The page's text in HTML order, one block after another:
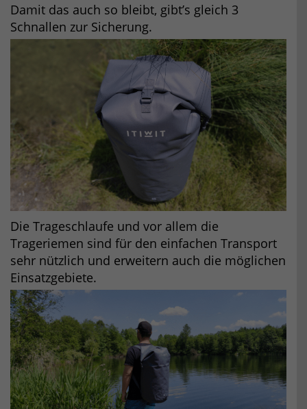
Damit das auch so bleibt, gibt’s gleich 3
Schnallen zur Sicherung.
Die Trageschlaufe und vor allem die
Trageriemen sind für den einfachen Transport
sehr nützlich und erweitern auch die möglichen
Einsatzgebiete.